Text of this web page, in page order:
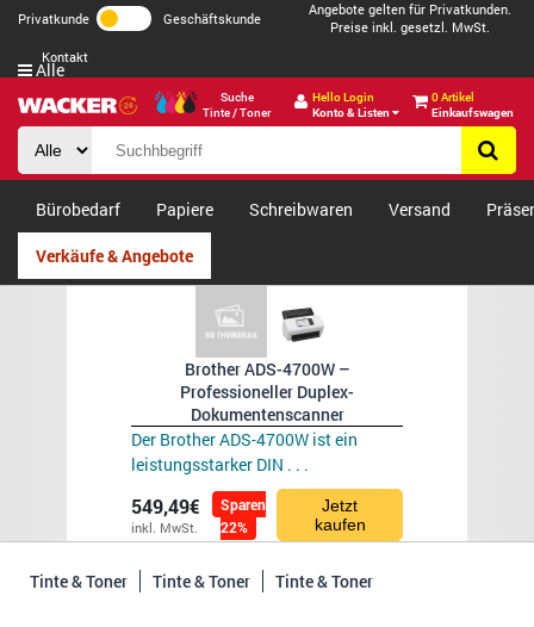
Privatkunde Geschäftskunde
Angebote gelten für Privatkunden.
Preise inkl. gesetzl. MwSt.
Kontakt
Suche
Tinte / Toner
Hello Login
Konto & Listen
0 Artikel
Einkaufswagen
Alle
Bürobedarf Papiere Schreibwaren Versand
Verkäufe & Angebote
Brother ADS-4700W –
Professioneller Duplex-
Dokumentenscanner
Der Brother ADS-4700W ist ein
leistungsstarker DIN . . .
549,49€
inkl. MwSt.
Sparen
22%
Jetzt
kaufen
Tinte & Toner Tinte & Toner Tinte & Toner